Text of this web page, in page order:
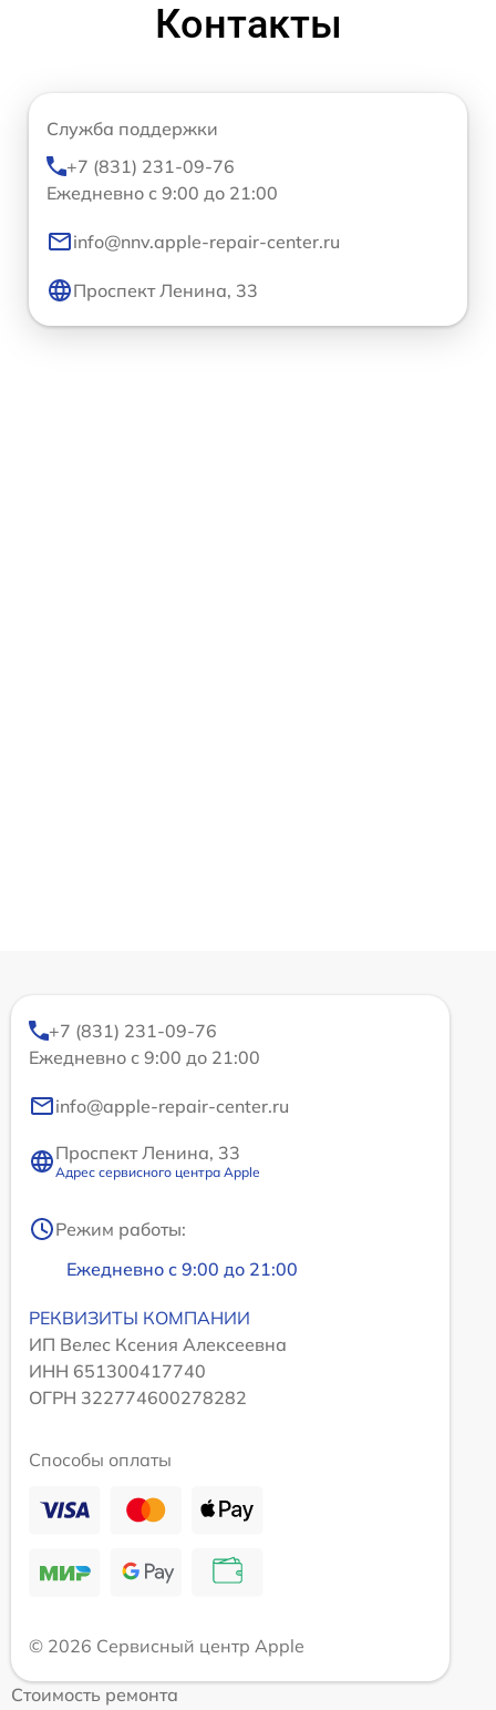
Контакты
Служба поддержки
+7 (831) 231-09-76
Ежедневно с 9:00 до 21:00
info@nnv.apple-repair-center.ru
Проспект Ленина, 33
+7 (831) 231-09-76
Ежедневно с 9:00 до 21:00
info@apple-repair-center.ru
Проспект Ленина, 33
Адрес сервисного центра Apple
Режим работы:
Ежедневно с 9:00 до 21:00
РЕКВИЗИТЫ КОМПАНИИ
ИП Велес Ксения Алексеевна
ИНН 651300417740
ОГРН 322774600278282
Способы оплаты
© 2026 Сервисный центр Apple
Стоимость ремонта